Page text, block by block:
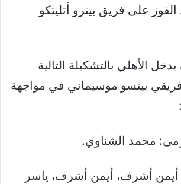
الفوز على فريق بيترو أتليتكو
الأهلي بالتشكيلة التالية
بيتسو موسيماني في مواجهة
محمد الشناوي.
أشرف، أيمن أشرف، ياسر